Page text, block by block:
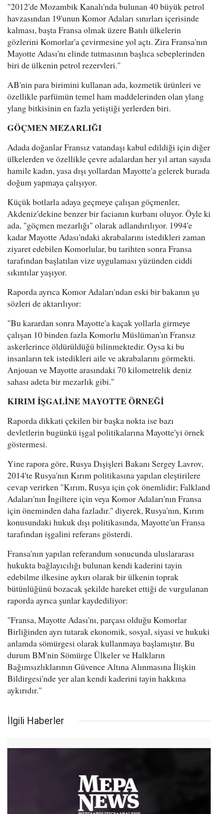
"2012'de Mozambik Kanalı'nda bulunan 40 büyük petrol
havzasından 19'unun Komor Adaları sınırları içerisinde
kalması, başta Fransa olmak üzere Batılı ülkelerin
gözlerini Komorlar'a çevirmesine yol açtı. Zira Fransa'nın
Mayotte Adası'nı elinde tutmasının başlıca sebeplerinden
biri de ülkenin petrol rezervleri."
AB'nin para birimini kullanan ada, kozmetik ürünleri ve
özellikle parfümün temel ham maddelerinden olan ylang
ylang bitkisinin en fazla yetiştiği yerlerden biri.
GÖÇMEN MEZARLIĞI
Adada doğanlar Fransız vatandaşı kabul edildiği için diğer
ülkelerden ve özellikle çevre adalardan her yıl artan sayıda
hamile kadın, yasa dışı yollardan Mayotte'a gelerek burada
doğum yapmaya çalışıyor.
Küçük botlarla adaya geçmeye çalışan göçmenler,
Akdeniz'dekine benzer bir facianın kurbanı oluyor. Öyle ki
ada, "göçmen mezarlığı" olarak adlandırılıyor. 1994'e
kadar Mayotte Adası'ndaki akrabalarını istedikleri zaman
ziyaret edebilen Komorlular, bu tarihten sonra Fransa
tarafından başlatılan vize uygulaması yüzünden ciddi
sıkıntılar yaşıyor.
Raporda ayrıca Komor Adaları'ndan eski bir bakanın şu
sözleri de aktarılıyor:
"Bu karardan sonra Mayotte'a kaçak yollarla girmeye
çalışan 10 binden fazla Komorlu Müslüman'ın Fransız
askerlerince öldürüldüğü bilinmektedir. Oysa ki bu
insanların tek istedikleri aile ve akrabalarını görmekti.
Anjouan ve Mayotte arasındaki 70 kilometrelik deniz
sahası adeta bir mezarlık gibi."
KIRIM İŞGALİNE MAYOTTE ÖRNEĞİ
Raporda dikkati çekilen bir başka nokta ise bazı
devletlerin bugünkü işgal politikalarına Mayotte'yi örnek
göstermesi.
Yine rapora göre, Rusya Dışişleri Bakanı Sergey Lavrov,
2014'te Rusya'nın Kırım politikasına yapılan eleştirilere
cevap verirken "Kırım, Rusya için çok önemlidir; Falkland
Adaları'nın İngiltere için veya Komor Adaları'nın Fransa
için öneminden daha fazladır." diyerek, Rusya'nın, Kırım
konusundaki hukuk dışı politikasında, Mayotte'un Fransa
tarafından işgalini referans gösterdi.
Fransa'nın yapılan referandum sonucunda uluslararası
hukukta bağlayıcılığı bulunan kendi kaderini tayin
edebilme ilkesine aykırı olarak bir ülkenin toprak
bütünlüğünü bozacak şekilde hareket ettiği de vurgulanan
raporda ayrıca şunlar kaydediliyor:
"Fransa, Mayotte Adası'nı, parçası olduğu Komorlar
Birliğinden ayrı tutarak ekonomik, sosyal, siyasi ve hukuki
anlamda sömürgesi olarak kullanmaya başlamıştır. Bu
durum BM'nin Sömürge Ülkeler ve Halkların
Bağımsızlıklarının Güvence Altına Alınmasına İlişkin
Bildirgesi'nde yer alan kendi kaderini tayin hakkına
aykırıdır."
İlgili Haberler